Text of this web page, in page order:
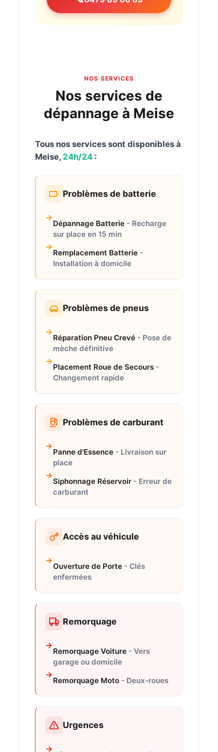
NOS SERVICES
Nos services de
dépannage à Meise
Tous nos services sont disponibles à
Meise, 24h/24 :
Problèmes de batterie
Dépannage Batterie - Recharge
sur place en 15 min
Remplacement Batterie -
Installation à domicile
Problèmes de pneus
Réparation Pneu Crevé - Pose de
mèche définitive
Placement Roue de Secours -
Changement rapide
Problèmes de carburant
Panne d'Essence - Livraison sur
place
Siphonnage Réservoir - Erreur de
carburant
Accès au véhicule
Ouverture de Porte - Clés
enfermées
Remorquage
Remorquage Voiture - Vers
garage ou domicile
Remorquage Moto - Deux-roues
Urgences